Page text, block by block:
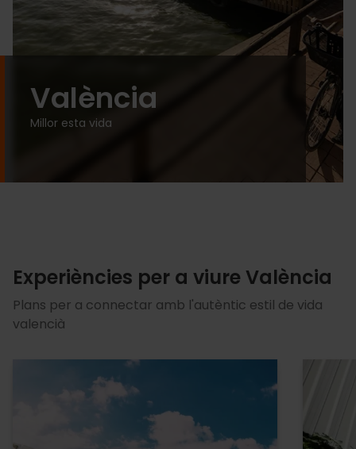
València
Millor esta vida
Experiències per a viure València
Plans per a connectar amb l'autèntic estil de vida
valencià